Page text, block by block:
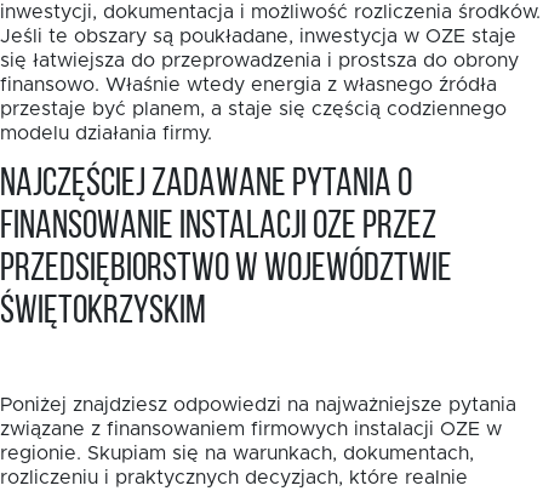
inwestycji, dokumentacja i możliwość rozliczenia środków.
Jeśli te obszary są poukładane, inwestycja w OZE staje
się łatwiejsza do przeprowadzenia i prostsza do obrony
finansowo. Właśnie wtedy energia z własnego źródła
przestaje być planem, a staje się częścią codziennego
modelu działania firmy.
Najczęściej zadawane pytania o
finansowanie instalacji OZE przez
przedsiębiorstwo w województwie
świętokrzyskim
Poniżej znajdziesz odpowiedzi na najważniejsze pytania
związane z finansowaniem firmowych instalacji OZE w
regionie. Skupiam się na warunkach, dokumentach,
rozliczeniu i praktycznych decyzjach, które realnie